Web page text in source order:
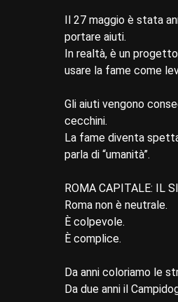
Il 27 maggio è stata
portare aiuti.
In realtà, è un
usare la fame come
Gli aiuti vengono
cecchini.
La fame diventa
parla di “umanità”.
ROMA CAPITALE: IL
Roma non è neutrale.
È colpevole.
È complice.
Da anni coloriamo le
Da due anni il